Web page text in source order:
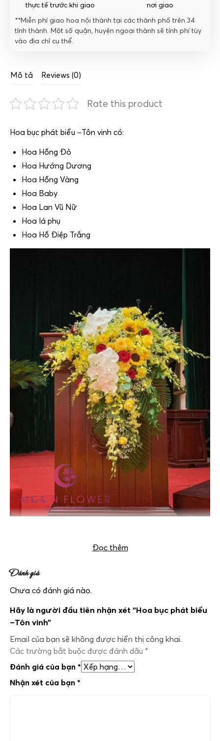
thực tế trước khi giao
nơi giao
**Miễn phí giao hoa nội thành tại các thành phố trên 34
tỉnh thành. Một số quận, huyện ngoại thành sẽ tính phí tùy
vào địa chỉ cụ thể.
Mô tả Reviews (0)
Rate this product
Hoa bục phát biểu –Tôn vinh có:
Hoa Hồng Đỏ
Hoa Hướng Dương
Hoa Hồng Vàng
Hoa Baby
Hoa Lan Vũ Nữ
Hoa lá phụ
Hoa Hồ Điệp Trắng
Đọc thêm
Đánh giá
Chưa có đánh giá nào.
Hãy là người đầu tiên nhận xét “Hoa bục phát biểu
–Tôn vinh”
Email của bạn sẽ không được hiển thị công khai.
Các trường bắt buộc được đánh dấu *
Đánh giá của bạn *
Nhận xét của bạn *